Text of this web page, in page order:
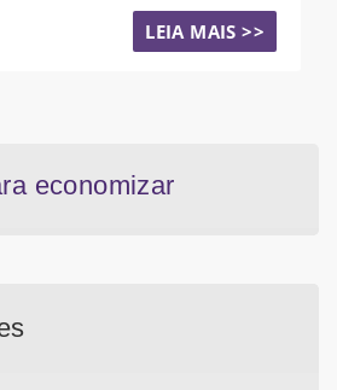
LEIA MAIS >>
economizar